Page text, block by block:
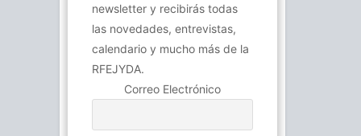
newsletter y recibirás todas
las novedades, entrevistas,
calendario y mucho más de la
RFEJYDA.
Correo Electrónico